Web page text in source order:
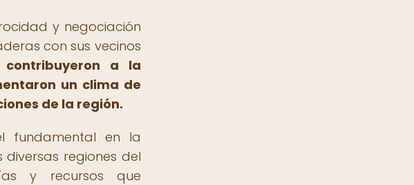
y negociación
con sus vecinos
contribuyeron a la
un clima de
de la región.
fundamental en la
regiones del
y recursos que